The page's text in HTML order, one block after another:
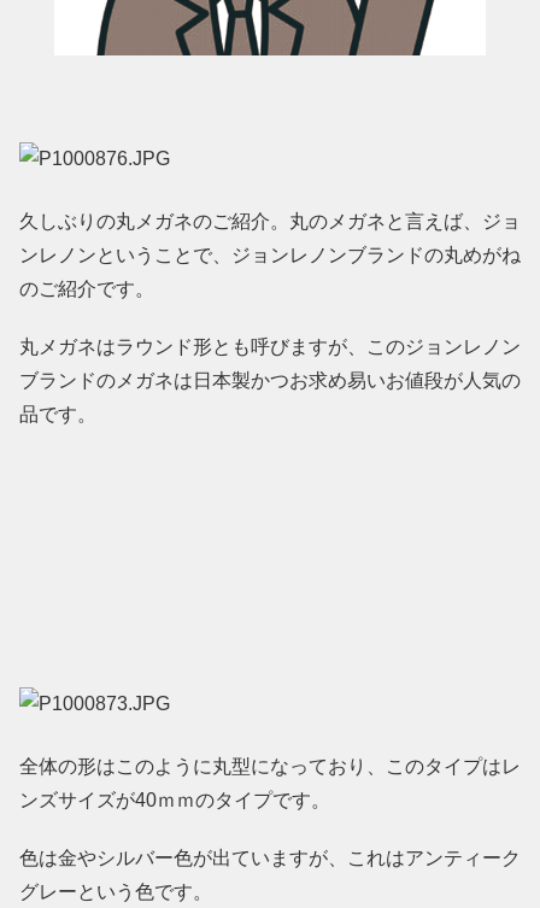
久しぶりの丸メガネのご紹介。丸のメガネと言えば、ジョ
ンレノンということで、ジョンレノンブランドの丸めがね
のご紹介です。
丸メガネはラウンド形とも呼びますが、このジョンレノン
ブランドのメガネは日本製かつお求め易いお値段が人気の
品です。
全体の形はこのように丸型になっており、このタイプはレ
ンズサイズが40ｍｍのタイプです。
色は金やシルバー色が出ていますが、これはアンティーク
グレーという色です。